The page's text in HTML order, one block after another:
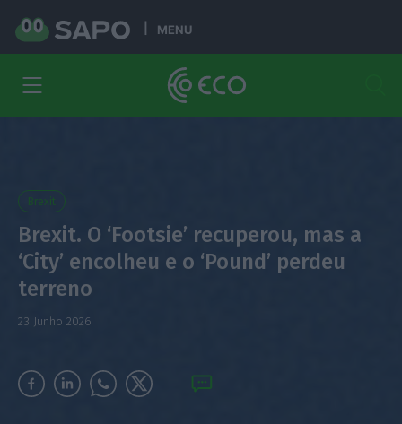
MENU
Brexit
Brexit. O ‘Footsie’ recuperou, mas a
‘City’ encolheu e o ‘Pound’ perdeu
terreno
23 Junho 2026